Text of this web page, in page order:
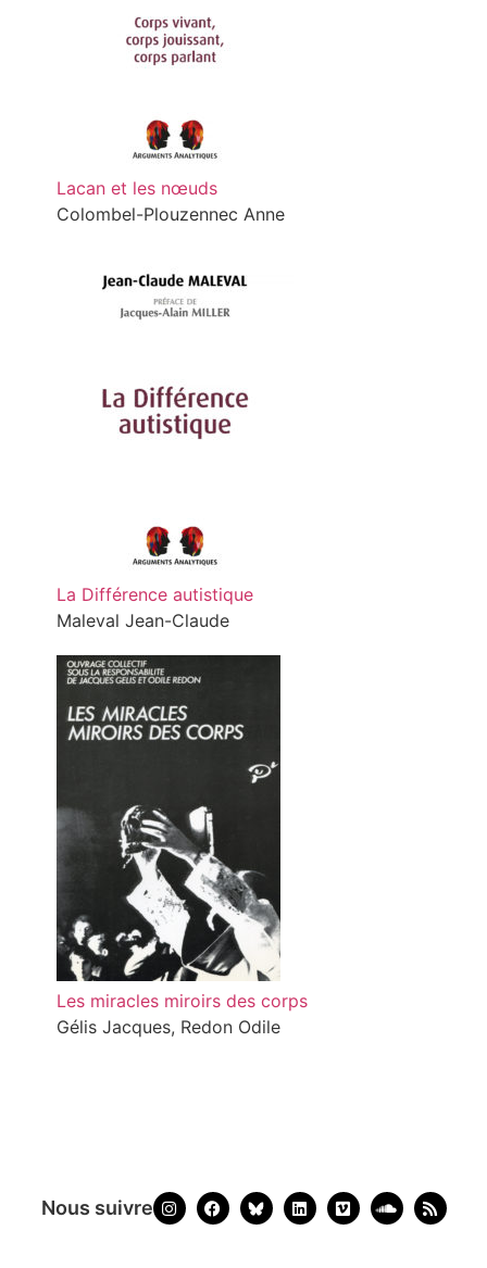
Lacan et les nœuds
Colombel-Plouzennec Anne
La Différence autistique
Maleval Jean-Claude
Les miracles miroirs des corps
Gélis Jacques, Redon Odile
Nous suivre